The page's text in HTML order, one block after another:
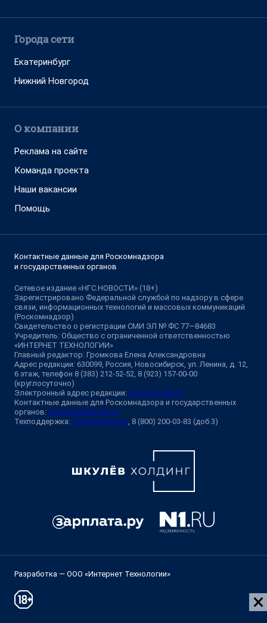
Города сети
Екатеринбург
Нижний Новгород
О компании
Реклама на сайте
Команда проекта
Наши вакансии
Помощь
Контактные данные для Роскомнадзора
и государственных органов
Сетевое издание «НГС.НОВОСТИ» (18+)
Зарегистрировано Федеральной службой по надзору в сфере
связи, информационных технологий и массовых коммуникаций
(Роскомнадзор)
Свидетельство о регистрации СМИ ЭЛ № ФС 77—84683
Учредитель: Общество с ограниченной ответственностью
«ИНТЕРНЕТ ТЕХНОЛОГИИ»
Главный редактор: Громкова Елена Александровна
Адрес редакции: 630099, Россия, Новосибирск, ул. Ленина, д. 12,
6 этаж, телефон 8 (383) 212-52-52, 8 (923) 157-00-00
(круглосуточно)
Электронный адрес редакции: ngs@shkulev.ru
Контактные данные для Роскомнадзора и государственных
органов: juristnsk@shkulev.ru
Техподдержка: help@shkulev.ru , 8 (800) 200-03-83 (доб.3)
Разработка — ООО «Интернет Технологии»